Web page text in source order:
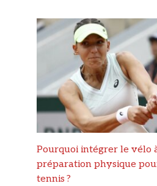
Pourquoi intégrer le vélo
préparation physique
tennis ?